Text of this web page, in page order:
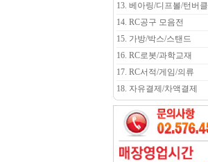
13. 베아링/디프볼/턴버클
14. RC공구 모음전
15. 가방/박스/스탠드
16. RC로봇/과학교재
17. RC서적/게임/의류
18. 자유결제/차액결제